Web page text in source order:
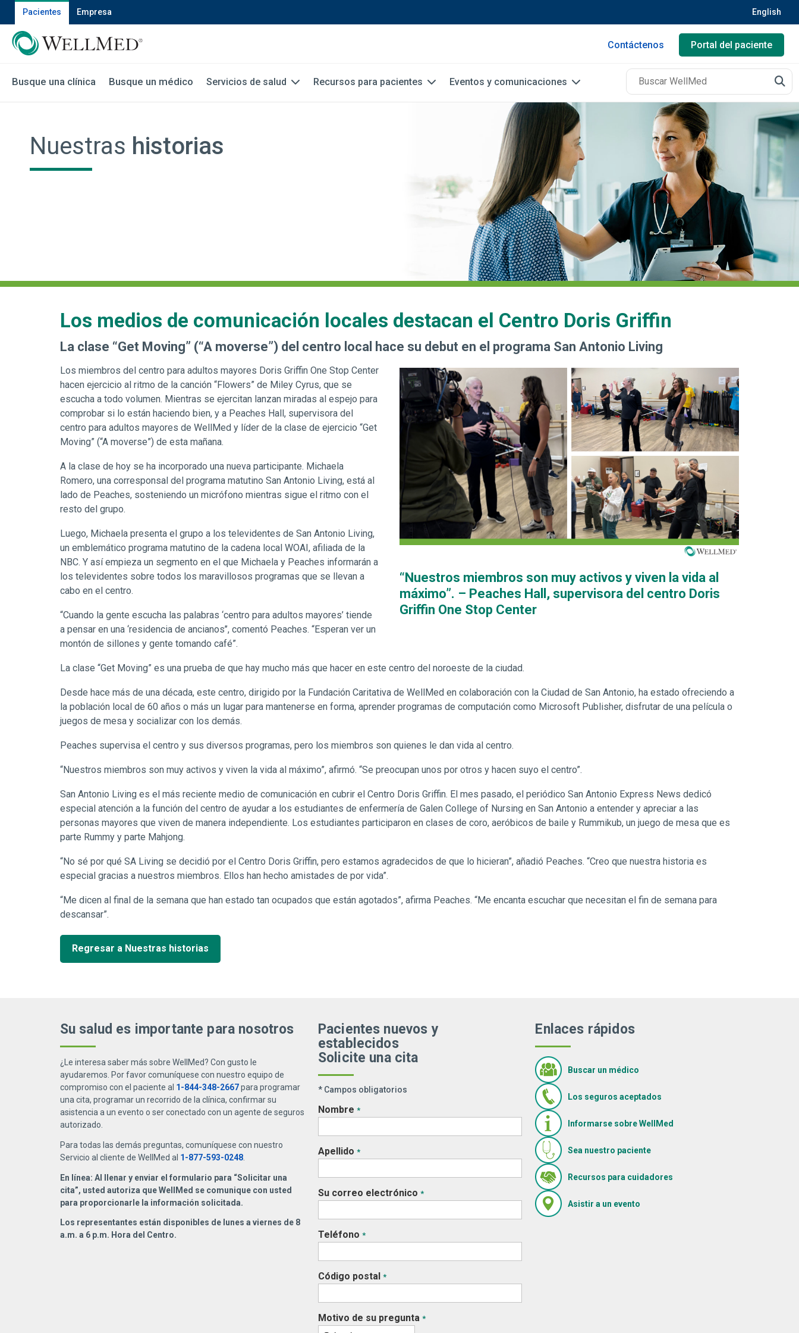
Pacientes Empresa English
Contáctenos Portal del paciente
Busque una clínica Busque un médico Servicios de salud Recursos para pacientes Eventos y comunicaciones
Nuestras historias
Los medios de comunicación locales destacan el Centro Doris Griffin
La clase “Get Moving” (“A moverse”) del centro local hace su debut en el programa San Antonio Living
“Nuestros miembros son muy activos y viven la vida al
máximo”. – Peaches Hall, supervisora del centro Doris
Griffin One Stop Center
Los miembros del centro para adultos mayores Doris Griffin One Stop Center
hacen ejercicio al ritmo de la canción “Flowers” de Miley Cyrus, que se
escucha a todo volumen. Mientras se ejercitan lanzan miradas al espejo para
comprobar si lo están haciendo bien, y a Peaches Hall, supervisora del
centro para adultos mayores de WellMed y líder de la clase de ejercicio “Get
Moving” (“A moverse”) de esta mañana.
A la clase de hoy se ha incorporado una nueva participante. Michaela
Romero, una corresponsal del programa matutino San Antonio Living, está al
lado de Peaches, sosteniendo un micrófono mientras sigue el ritmo con el
resto del grupo.
Luego, Michaela presenta el grupo a los televidentes de San Antonio Living,
un emblemático programa matutino de la cadena local WOAI, afiliada de la
NBC. Y así empieza un segmento en el que Michaela y Peaches informarán a
los televidentes sobre todos los maravillosos programas que se llevan a
cabo en el centro.
“Cuando la gente escucha las palabras ‘centro para adultos mayores’ tiende
a pensar en una ‘residencia de ancianos’’, comentó Peaches. “Esperan ver un
montón de sillones y gente tomando café”.
La clase “Get Moving” es una prueba de que hay mucho más que hacer en este centro del noroeste de la ciudad.
Desde hace más de una década, este centro, dirigido por la Fundación Caritativa de WellMed en colaboración con la Ciudad de San Antonio, ha estado ofreciendo a
la población local de 60 años o más un lugar para mantenerse en forma, aprender programas de computación como Microsoft Publisher, disfrutar de una película o
juegos de mesa y socializar con los demás.
Peaches supervisa el centro y sus diversos programas, pero los miembros son quienes le dan vida al centro.
“Nuestros miembros son muy activos y viven la vida al máximo”, afirmó. “Se preocupan unos por otros y hacen suyo el centro”.
San Antonio Living es el más reciente medio de comunicación en cubrir el Centro Doris Griffin. El mes pasado, el periódico San Antonio Express News dedicó
especial atención a la función del centro de ayudar a los estudiantes de enfermería de Galen College of Nursing en San Antonio a entender y apreciar a las
personas mayores que viven de manera independiente. Los estudiantes participaron en clases de coro, aeróbicos de baile y Rummikub, un juego de mesa que es
parte Rummy y parte Mahjong.
“No sé por qué SA Living se decidió por el Centro Doris Griffin, pero estamos agradecidos de que lo hicieran”, añadió Peaches. “Creo que nuestra historia es
especial gracias a nuestros miembros. Ellos han hecho amistades de por vida”.
“Me dicen al final de la semana que han estado tan ocupados que están agotados”, afirma Peaches. “Me encanta escuchar que necesitan el fin de semana para
descansar”.
Regresar a Nuestras historias
Su salud es importante para nosotros
¿Le interesa saber más sobre WellMed? Con gusto le
ayudaremos. Por favor comuníquese con nuestro equipo de
compromiso con el paciente al 1-844-348-2667para programar
una cita, programar un recorrido de la clínica, confirmar su
asistencia a un evento o ser conectado con un agente de seguros
autorizado.
Para todas las demás preguntas, comuníquese con nuestro
Servicio al cliente de WellMed al 1-877-593-0248.
En línea: Al llenar y enviar el formulario para “Solicitar una
cita”, usted autoriza que WellMed se comunique con usted
para proporcionarle la información solicitada.
Los representantes están disponibles de lunes a viernes de 8
a.m. a 6 p.m. Hora del Centro.
Pacientes nuevos y
establecidos
Solicite una cita
* Campos obligatorios
Nombre *
Apellido *
Su correo electrónico *
Teléfono *
Código postal *
Motivo de su pregunta *
Enlaces rápidos
Buscar un médico
Los seguros aceptados
Informarse sobre WellMed
Sea nuestro paciente
Recursos para cuidadores
Asistir a un evento